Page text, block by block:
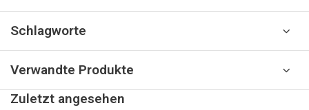
Schlagworte
Verwandte Produkte
Zuletzt angesehen